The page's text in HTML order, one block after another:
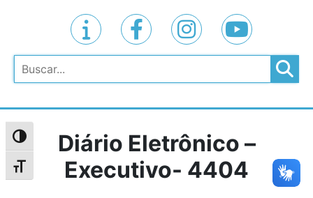
Alternar alto contraste
Alternar tamanho da fonte
Pesquisar
Diário Eletrônico –
Executivo- 4404